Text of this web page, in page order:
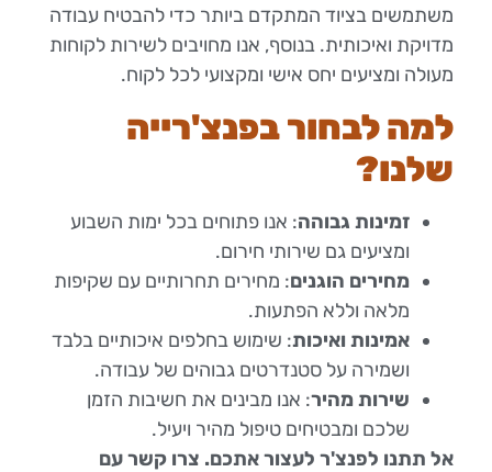
משתמשים בציוד המתקדם ביותר כדי להבטיח עבודה
מדויקת ואיכותית. בנוסף, אנו מחויבים לשירות לקוחות
מעולה ומציעים יחס אישי ומקצועי לכל לקוח.
למה לבחור בפנצ'רייה
שלנו?
זמינות גבוהה: אנו פתוחים בכל ימות השבוע
ומציעים גם שירותי חירום.
מחירים הוגנים: מחירים תחרותיים עם שקיפות
מלאה וללא הפתעות.
אמינות ואיכות: שימוש בחלפים איכותיים בלבד
ושמירה על סטנדרטים גבוהים של עבודה.
שירות מהיר: אנו מבינים את חשיבות הזמן
שלכם ומבטיחים טיפול מהיר ויעיל.
אל תתנו לפנצ'ר לעצור אתכם. צרו קשר עם